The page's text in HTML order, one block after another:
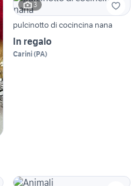
3
pulcinotto di cocincina nana
In regalo
Carini(PA)